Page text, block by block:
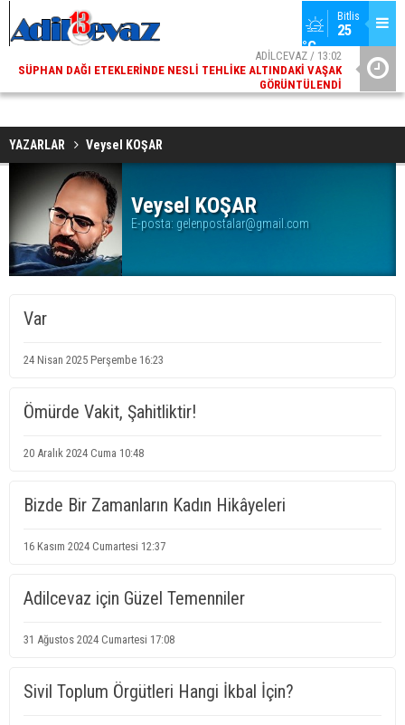
Bitlis
25
°C
ADİLCEVAZ / 13:02
SÜPHAN DAĞI ETEKLERINDE NESLI TEHLIKE ALTINDAKI VAŞAK
GÖRÜNTÜLENDI
ADİLCEVAZ / 09:10
ADILCEVAZ ESKI KAYMAKAMLARINDAN MUSTAFA ÇIFTÇI
YAZARLAR Veysel KOŞAR
Veysel KOŞAR
E-posta: gelenpostalar@gmail.com
Var
24 Nisan 2025 Perşembe 16:23
Ömürde Vakit, Şahitliktir!
20 Aralık 2024 Cuma 10:48
Bizde Bir Zamanların Kadın Hikâyeleri
16 Kasım 2024 Cumartesi 12:37
Adilcevaz için Güzel Temenniler
31 Ağustos 2024 Cumartesi 17:08
Sivil Toplum Örgütleri Hangi İkbal İçin?